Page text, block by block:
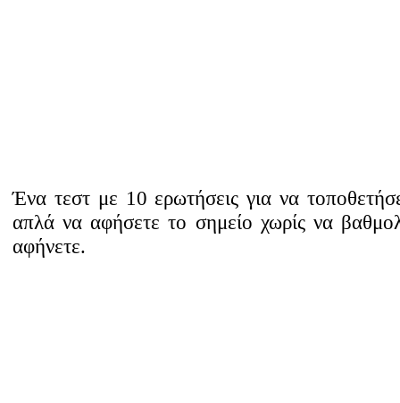
Ένα τεστ με 10 ερωτήσεις για να
απλά να αφήσετε το σημείο χωρίς να
αφήνετε.